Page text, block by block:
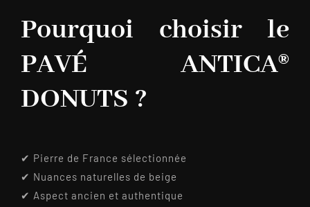
Pourquoi choisir le
PAVÉ ANTICA®
DONUTS ?
✔ Pierre de France sélectionnée
✔ Nuances naturelles de beige
✔ Aspect ancien et authentique